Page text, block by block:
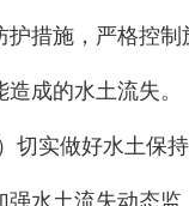
护措施，严格控制
成的水土流失。
切实做好水土保